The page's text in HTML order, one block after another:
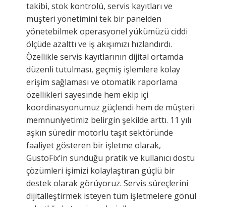
takibi, stok kontrolü, servis kayıtları ve
müşteri yönetimini tek bir panelden
yönetebilmek operasyonel yükümüzü ciddi
ölçüde azalttı ve iş akışımızı hızlandırdı.
Özellikle servis kayıtlarının dijital ortamda
düzenli tutulması, geçmiş işlemlere kolay
erişim sağlaması ve otomatik raporlama
özellikleri sayesinde hem ekip içi
koordinasyonumuz güçlendi hem de müşteri
memnuniyetimiz belirgin şekilde arttı. 11 yılı
aşkın süredir motorlu taşıt sektöründe
faaliyet gösteren bir işletme olarak,
GustoFix’in sunduğu pratik ve kullanıcı dostu
çözümleri işimizi kolaylaştıran güçlü bir
destek olarak görüyoruz. Servis süreçlerini
dijitalleştirmek isteyen tüm işletmelere gönül